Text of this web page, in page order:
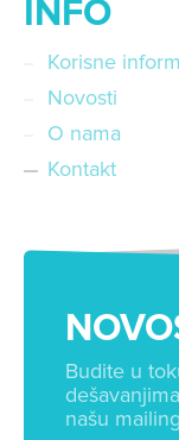
INFO
Korisne
Novosti
O nama
Kontakt
Budite u
našu